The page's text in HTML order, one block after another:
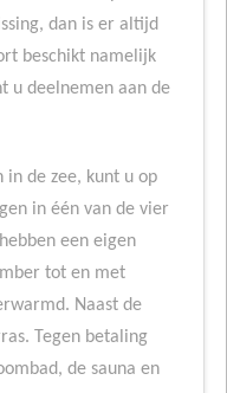
dan is er altijd
beschikt namelijk
u deelnemen aan de
in de zee, kunt u op
in één van de vier
een eigen
tot en met
Naast de
Tegen betaling
de sauna en